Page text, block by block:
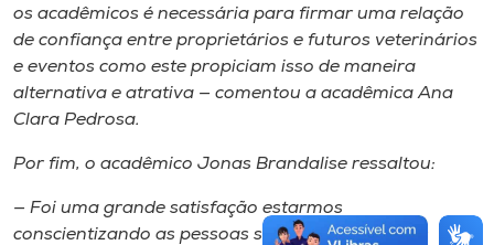
os acadêmicos é necessária para firmar uma relação
de confiança entre proprietários e futuros veterinários
e eventos como este propiciam isso de maneira
alternativa e atrativa — comentou a acadêmica Ana
Clara Pedrosa.
Por fim, o acadêmico Jonas Brandalise ressaltou:
— Foi uma grande satisfação estarmos
conscientizando as pessoas sobre cuidar de seus